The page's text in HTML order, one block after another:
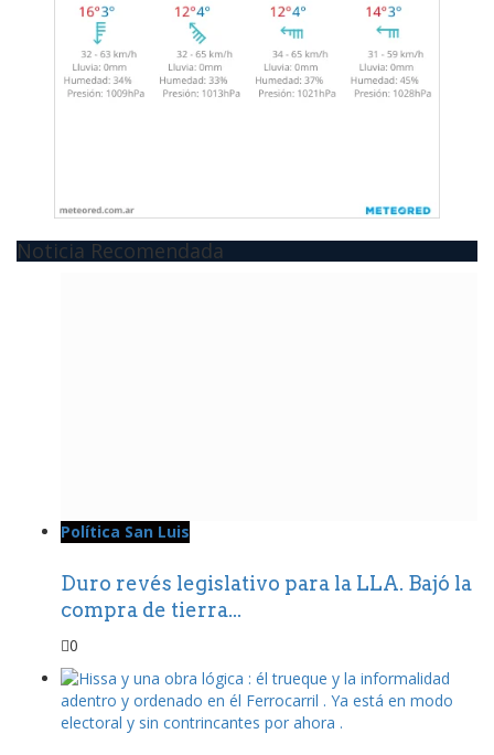
Noticia Recomendada
Política San Luis
Duro revés legislativo para la LLA. Bajó la
compra de tierra...
0